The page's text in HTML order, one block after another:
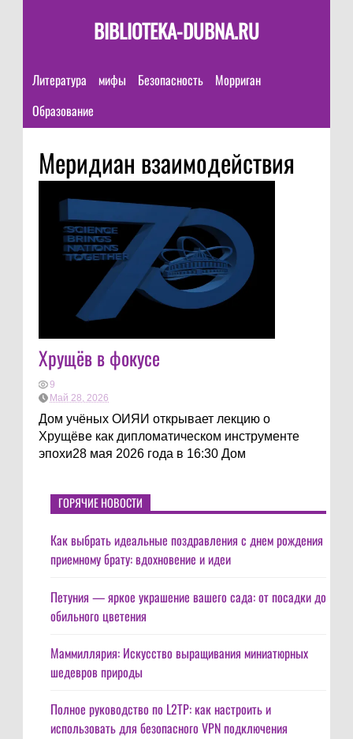
BIBLIOTEKA-DUBNA.RU
Литература мифы Безопасность
Морриган
Образование
Меридиан взаимодействия
Хрущёв в фокусе
9
Май 28, 2026
Дом учёных ОИЯИ открывает лекцию о
Хрущёве как дипломатическом инструменте
эпохи28 мая 2026 года в 16:30 Дом
ГОРЯЧИЕ НОВОСТИ
Как выбрать идеальные поздравления с днем рождения
приемному брату: вдохновение и идеи
Петуния — яркое украшение вашего сада: от посадки до
обильного цветения
Маммиллярия: Искусство выращивания миниатюрных
шедевров природы
Полное руководство по L2TP: как настроить и
использовать для безопасного VPN подключения